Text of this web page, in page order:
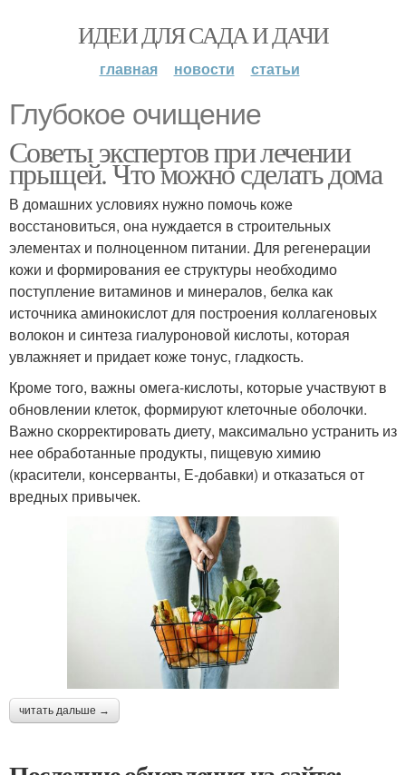
ИДЕИ ДЛЯ САДА И ДАЧИ
главная новости статьи
Глубокое очищение
Советы экспертов при лечении
прыщей. Что можно сделать дома
В домашних условиях нужно помочь коже
восстановиться, она нуждается в строительных
элементах и полноценном питании. Для регенерации
кожи и формирования ее структуры необходимо
поступление витаминов и минералов, белка как
источника аминокислот для построения коллагеновых
волокон и синтеза гиалуроновой кислоты, которая
увлажняет и придает коже тонус, гладкость.
Кроме того, важны омега-кислоты, которые участвуют в
обновлении клеток, формируют клеточные оболочки.
Важно скорректировать диету, максимально устранить из
нее обработанные продукты, пищевую химию
(красители, консерванты, Е-добавки) и отказаться от
вредных привычек.
читать дальше →